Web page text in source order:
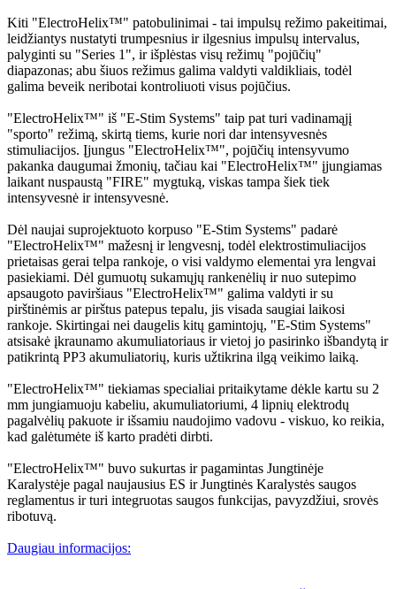
Kiti "ElectroHelix™" patobulinimai - tai impulsų režimo pakeitimai,
leidžiantys nustatyti trumpesnius ir ilgesnius impulsų intervalus,
palyginti su "Series 1", ir išplėstas visų režimų "pojūčių"
diapazonas; abu šiuos režimus galima valdyti valdikliais, todėl
galima beveik neribotai kontroliuoti visus pojūčius.
"ElectroHelix™" iš "E-Stim Systems" taip pat turi vadinamąjį
"sporto" režimą, skirtą tiems, kurie nori dar intensyvesnės
stimuliacijos. Įjungus "ElectroHelix™", pojūčių intensyvumo
pakanka daugumai žmonių, tačiau kai "ElectroHelix™" įjungiamas
laikant nuspaustą "FIRE" mygtuką, viskas tampa šiek tiek
intensyvesnė ir intensyvesnė.
Dėl naujai suprojektuoto korpuso "E-Stim Systems" padarė
"ElectroHelix™" mažesnį ir lengvesnį, todėl elektrostimuliacijos
prietaisas gerai telpa rankoje, o visi valdymo elementai yra lengvai
pasiekiami. Dėl gumuotų sukamųjų rankenėlių ir nuo sutepimo
apsaugoto paviršiaus "ElectroHelix™" galima valdyti ir su
pirštinėmis ar pirštus patepus tepalu, jis visada saugiai laikosi
rankoje. Skirtingai nei daugelis kitų gamintojų, "E-Stim Systems"
atsisakė įkraunamo akumuliatoriaus ir vietoj jo pasirinko išbandytą ir
patikrintą PP3 akumuliatorių, kuris užtikrina ilgą veikimo laiką.
"ElectroHelix™" tiekiamas specialiai pritaikytame dėkle kartu su 2
mm jungiamuoju kabeliu, akumuliatoriumi, 4 lipnių elektrodų
pagalvėlių pakuote ir išsamiu naudojimo vadovu - viskuo, ko reikia,
kad galėtumėte iš karto pradėti dirbti.
"ElectroHelix™" buvo sukurtas ir pagamintas Jungtinėje
Karalystėje pagal naujausius ES ir Jungtinės Karalystės saugos
reglamentus ir turi integruotas saugos funkcijas, pavyzdžiui, srovės
ribotuvą.
Daugiau informacijos: